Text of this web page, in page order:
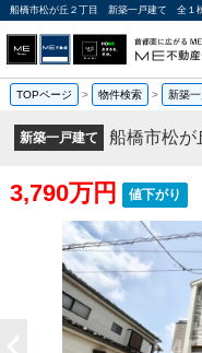
TOPページ > 物件検索 > 新築
新築一戸建て 船橋市松
3,790万円 値下がり